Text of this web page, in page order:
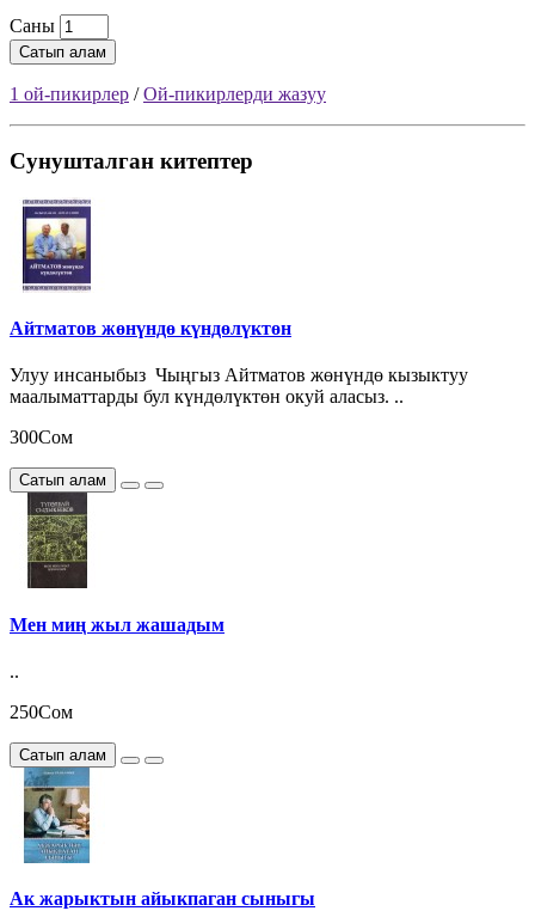
Саны
Сатып алам
1 ой-пикирлер /Ой-пикирлерди жазуу
Сунушталган китептер
Айтматов жөнүндө күндөлүктөн
Улуу инсаныбыз Чыңгыз Айтматов жөнүндө кызыктуу
маалыматтарды бул күндөлүктөн окуй аласыз. ..
300Сом
Сатып алам
Мен миң жыл жашадым
..
250Сом
Сатып алам
Ак жарыктын айыкпаган сыныгы